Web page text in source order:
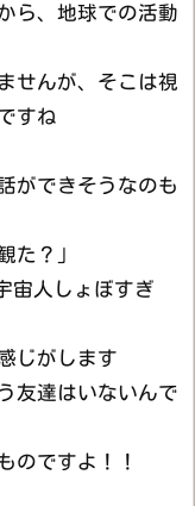
ら、地球での活動
せんが、そこは視
すね
ができそうなのも
た？」
宙人しょぼすぎ
じがします
友達はいないんで
のですよ！！